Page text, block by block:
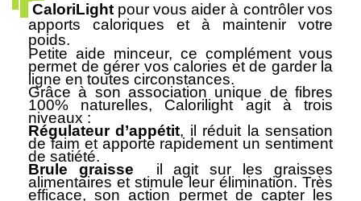
CaloriLight pour vous aider à contrôler vos
apports caloriques et à maintenir votre
poids.
Petite aide minceur, ce complément vous
permet de gérer vos calories et de garder la
ligne en toutes circonstances.
Grâce à son association unique de fibres
100% naturelles, Calorilight agit à trois
niveaux :
Régulateur d’appétit, il réduit la sensation
de faim et apporte rapidement un sentiment
de satiété.
Brule graisse il agit sur les graisses
alimentaires et stimule leur élimination. Très
efficace, son action permet de capter les